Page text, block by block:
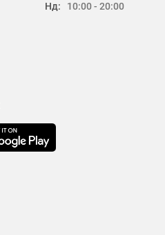
Нд:
10:00 - 20:00